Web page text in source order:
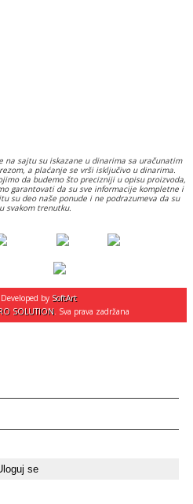
na sajtu su iskazane u dinarima sa uračunatim
a plaćanje se vrši isključivo u dinarima.
da budemo što precizniji u opisu proizvoda,
garantovati da su sve informacije kompletne i
su deo naše ponude i ne podrazumeva da su
svakom trenutku.
by SoftArt
SOLUTION. Sva prava zadržana